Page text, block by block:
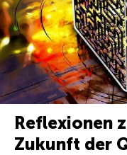
Reflexionen
Zukunft der